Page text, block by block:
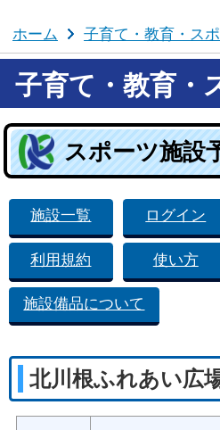
ホーム 子育て・教育・ス
子育て・教育・
スポーツ施設
施設一覧 ログイン
利用規約 使い方
施設備品について
北川根ふれあい広